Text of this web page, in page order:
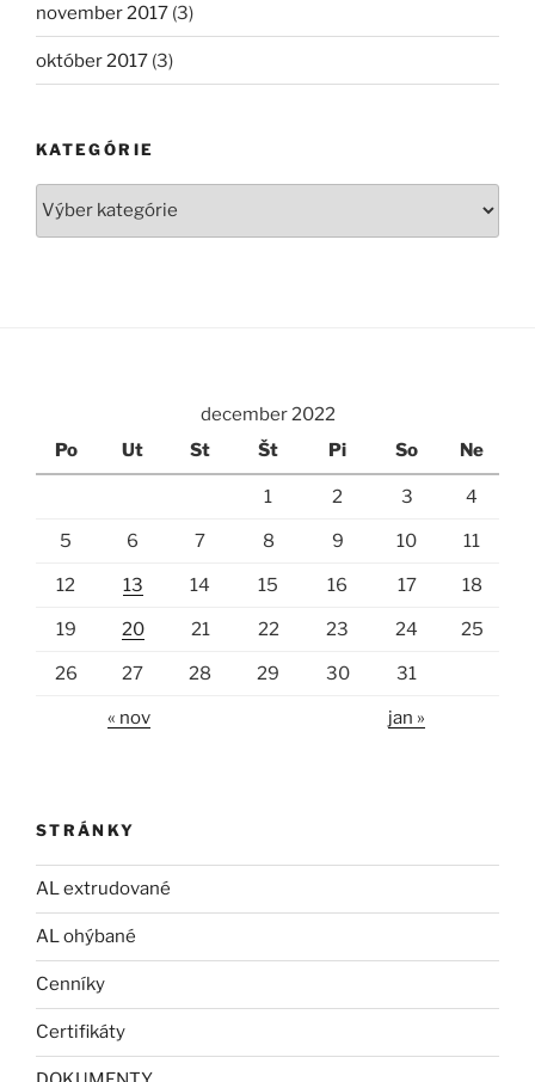
november 2017 (3)
október 2017 (3)
KATEGÓRIE
Kategórie
december 2022
Po
Ut St Št Pi So Ne
1 2 3 4
5 6 7 8 9 10 11
12 13 14 15 16 17 18
19 20 21 22 23 24 25
26 27 28 29 30 31
« nov jan »
STRÁNKY
AL extrudované
AL ohýbané
Cenníky
Certifikáty